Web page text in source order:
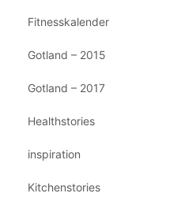
Fitnesskalender
Gotland – 2015
Gotland – 2017
Healthstories
inspiration
Kitchenstories